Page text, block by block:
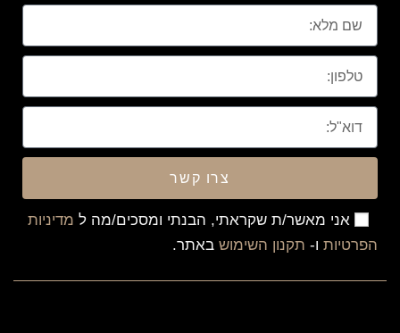
אני מאשר/ת שקראתי, הבנתי ומסכים/מה ל מדיניות
הפרטיות ו- תקנון השימוש באתר.
צרו קשר